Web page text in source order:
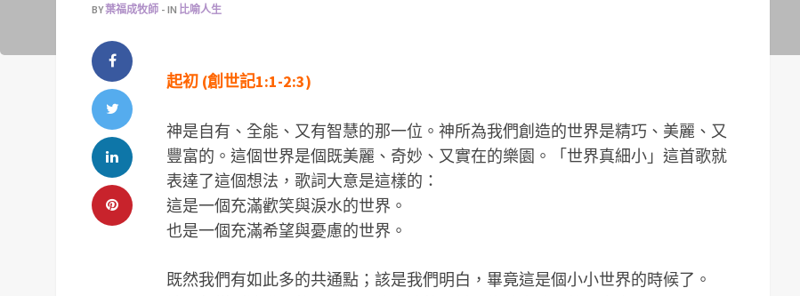
BY葉福成牧師 IN 比喻人生
起初 (創世記1:1-2:3)
神是自有、全能、又有智慧的那一位。神所為我們創造的世界是精巧、美麗、又
豐富的。這個世界是個既美麗、奇妙、又實在的樂園。「世界真細小」這首歌就
表達了這個想法，歌詞大意是這樣的：
這是一個充滿歡笑與淚水的世界。
也是一個充滿希望與憂慮的世界。
既然我們有如此多的共通點；該是我們明白，畢竟這是個小小世界的時候了。